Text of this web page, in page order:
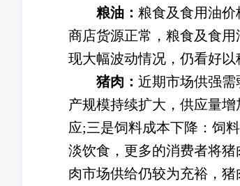
粮油： 粮食及食用油
商店货源正常，粮食及食
现大幅波动情况，仍看好以
猪肉： 近期市场供强
产规模持续扩大，供应量
应;三是饲料成本下降：饲
淡饮食，更多的消费者将
肉市场供给仍较为充裕，